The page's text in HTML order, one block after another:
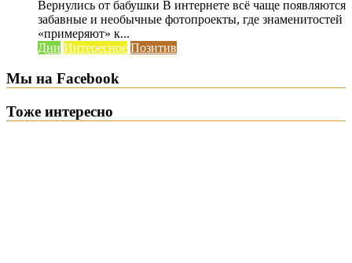
Вернулись от бабушки В интернете всё чаще появляются
забавные и необычные фотопроекты, где знаменитостей
«примеряют» к...
Дни Интересное Позитив
Мы на Facebook
Тоже интересно